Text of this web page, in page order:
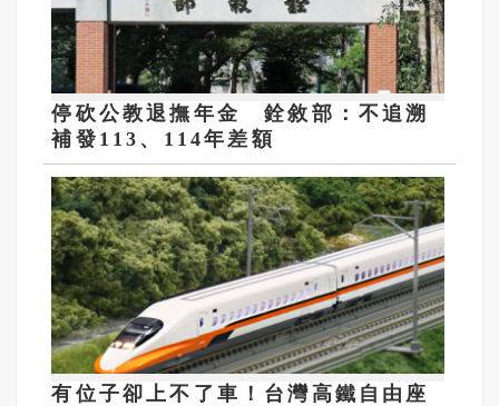
停砍公教退撫年金 銓敘部：不追溯
補發113、114年差額
有位子卻上不了車！台灣高鐵自由座